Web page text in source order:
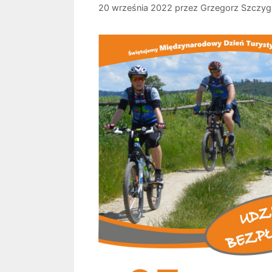
20 września 2022 przez Grzegorz